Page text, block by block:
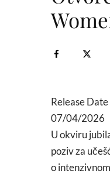
Release Date
07/04/2026
U okviru
poziv za
o intenzivnom